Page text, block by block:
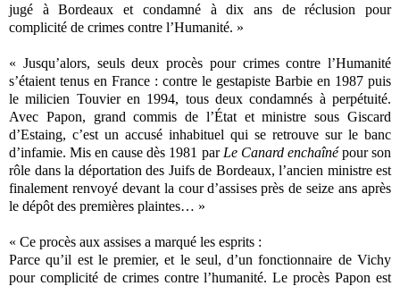
jugé à Bordeaux et condamné à dix ans de réclusion pour
complicité de crimes contre l’Humanité. »
« Jusqu’alors, seuls deux procès pour crimes contre l’Humanité
s’étaient tenus en France : contre le gestapiste Barbie en 1987 puis
le milicien Touvier en 1994, tous deux condamnés à perpétuité.
Avec Papon, grand commis de l’État et ministre sous Giscard
d’Estaing, c’est un accusé inhabituel qui se retrouve sur le banc
d’infamie. Mis en cause dès 1981 par Le Canard enchaînépour son
rôle dans la déportation des Juifs de Bordeaux, l’ancien ministre est
finalement renvoyé devant la cour d’assises près de seize ans après
le dépôt des premières plaintes… »
« Ce procès aux assises a marqué les esprits :
Parce qu’il est le premier, et le seul, d’un fonctionnaire de Vichy
pour complicité de crimes contre l’humanité. Le procès Papon est